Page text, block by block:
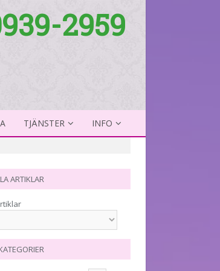
2959
TJÄNSTER INFO
ARTIKLAR